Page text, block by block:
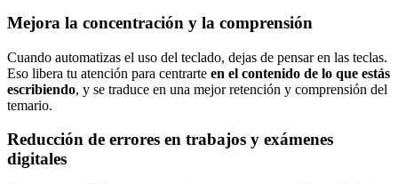
Mejora la concentración y la comprensión
Cuando automatizas el uso del teclado, dejas de pensar en las teclas.
Eso libera tu atención para centrarte en el contenido de lo que estás
escribiendo, y se traduce en una mejor retención y comprensión del
temario.
Reducción de errores en trabajos y exámenes
digitales